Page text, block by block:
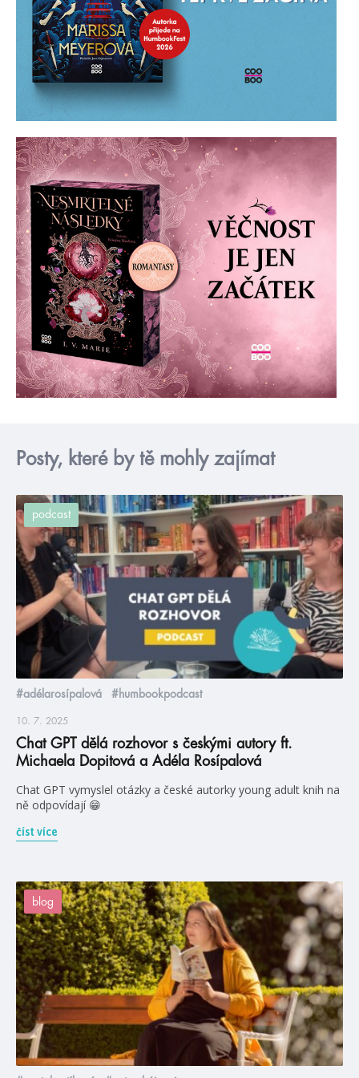
Posty, které by tě mohly zajímat
podcast
#adélarosípalová #humbookpodcast
10. 7. 2025
Chat GPT dělá rozhovor s českými autory ft.
Michaela Dopitová a Adéla Rosípalová
Chat GPT vymyslel otázky a české autorky young adult knih na
ně odpovídají 😁
číst více
blog